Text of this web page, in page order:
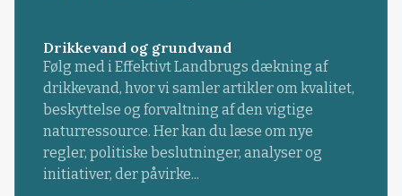
Drikkevand og grundvand
Følg med i Effektivt Landbrugs dækning af
drikkevand, hvor vi samler artikler om kvalitet,
beskyttelse og forvaltning af den vigtige
naturressource. Her kan du læse om nye
regler, politiske beslutninger, analyser og
initiativer, der påvirke...